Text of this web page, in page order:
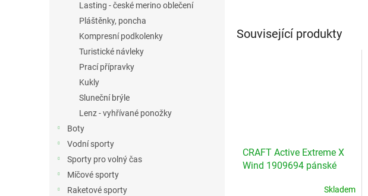
Lasting - české merino oblečení
Pláštěnky, poncha
Kompresní podkolenky
Turistické návleky
Prací přípravky
Kukly
Sluneční brýle
Lenz - vyhřívané ponožky
Boty
Vodní sporty
Sporty pro volný čas
Míčové sporty
Raketové sporty
Související produkty
CRAFT Active Extreme X
Wind 1909694 pánské
Skladem